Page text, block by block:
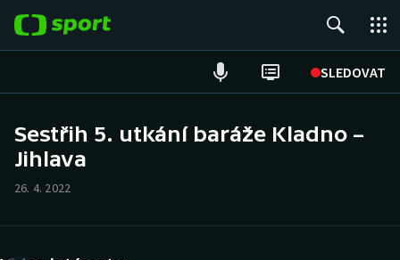
SLEDOVAT
Hokej
Sestřih 5. utkání baráže Kladno –
Jihlava
26. 4. 2022